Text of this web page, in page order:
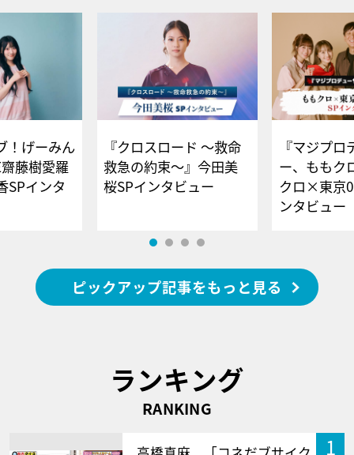
！げーみん
藤樹愛羅
SPインタ
『クロスロード ～救命
救急の約束～』今田美
桜SPインタビュー
『マジプロ
ー、ももク
クロ×東京
ンタビュー
ピックアップ記事をもっと見る
ランキング
RANKING
1